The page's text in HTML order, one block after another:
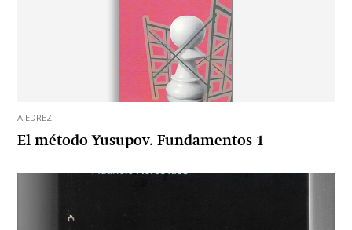
AJEDREZ
El método Yusupov. Fundamentos 1